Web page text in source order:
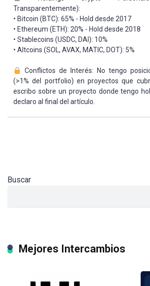
Transparentemente):
• Bitcoin (BTC): 65% - Hold desde 2017
• Ethereum (ETH): 20% - Hold desde 2018
• Stablecoins (USDC, DAI): 10%
• Altcoins (SOL, AVAX, MATIC, DOT): 5%
Conflictos de Interés: No tengo
(>1% del portfolio) en proyectos que
escribo sobre un proyecto donde tengo
declaro al final del artículo.
Buscar
Mejores Intercambios